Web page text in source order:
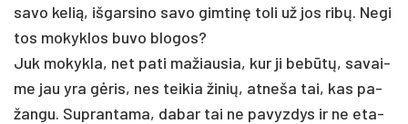
sa­vo ke­lią, iš­gar­si­no sa­vo gim­tinę to­li už jos ribų. Ne­gi
tos mo­kyk­los bu­vo blo­gos?
Juk mo­kyk­la, net pa­ti ma­žiau­sia, kur ji be­būtų, sa­vai­
me jau yra gėris, nes tei­kia ži­nių, at­ne­ša tai, kas pa­
žan­gu. Sup­ran­ta­ma, da­bar tai ne pa­vyz­dys ir ne eta­